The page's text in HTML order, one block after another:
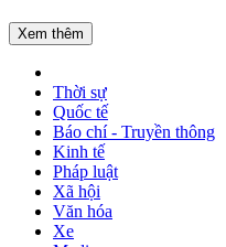
Xem thêm
Thời sự
Quốc tế
Báo chí - Truyền thông
Kinh tế
Pháp luật
Xã hội
Văn hóa
Xe